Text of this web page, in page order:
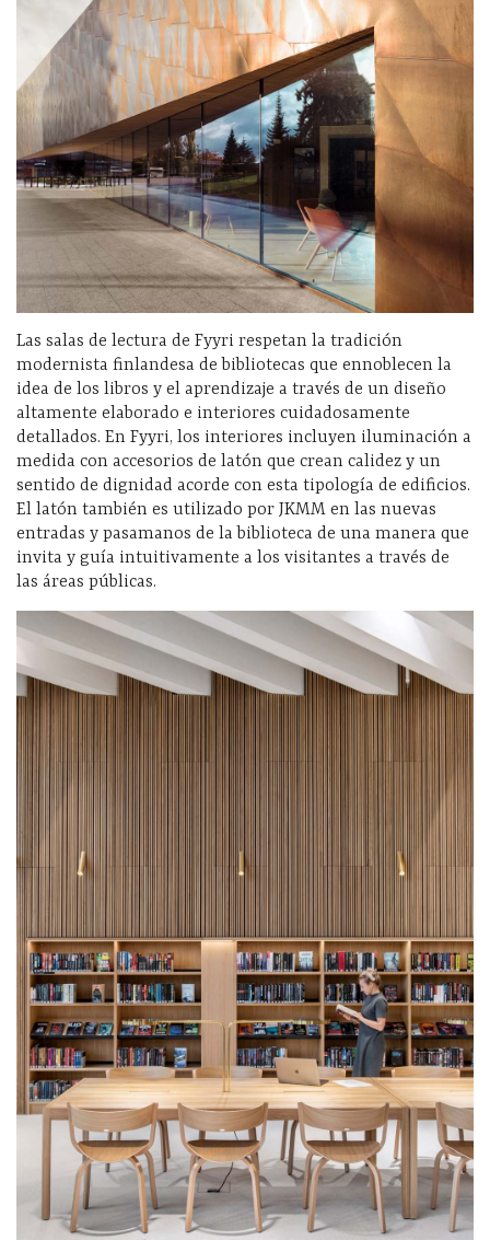
Las salas de lectura de Fyyri respetan la tradición
modernista finlandesa de bibliotecas que ennoblecen la
idea de los libros y el aprendizaje a través de un diseño
altamente elaborado e interiores cuidadosamente
detallados. En Fyyri, los interiores incluyen iluminación a
medida con accesorios de latón que crean calidez y un
sentido de dignidad acorde con esta tipología de edificios.
El latón también es utilizado por JKMM en las nuevas
entradas y pasamanos de la biblioteca de una manera que
invita y guía intuitivamente a los visitantes a través de
las áreas públicas.